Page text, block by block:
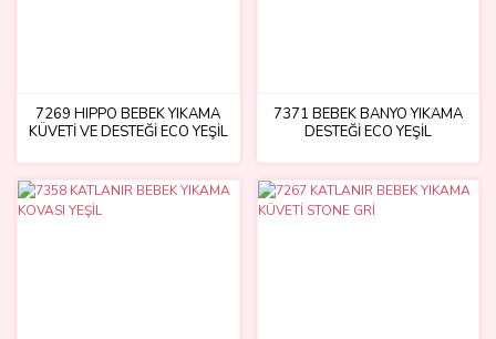
7269 HIPPO BEBEK YIKAMA
KÜVETİ VE DESTEĞİ ECO YEŞİL
7371 BEBEK BANYO YIKAMA
DESTEĞİ ECO YEŞİL